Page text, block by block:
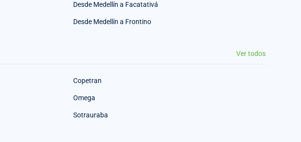
Desde Medellín a Facatativá
Desde Medellín a Frontino
Ver todos
Copetran
Omega
Sotrauraba